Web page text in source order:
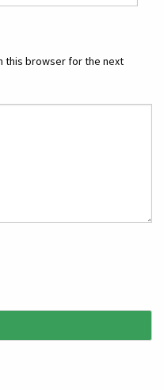
this browser for the next